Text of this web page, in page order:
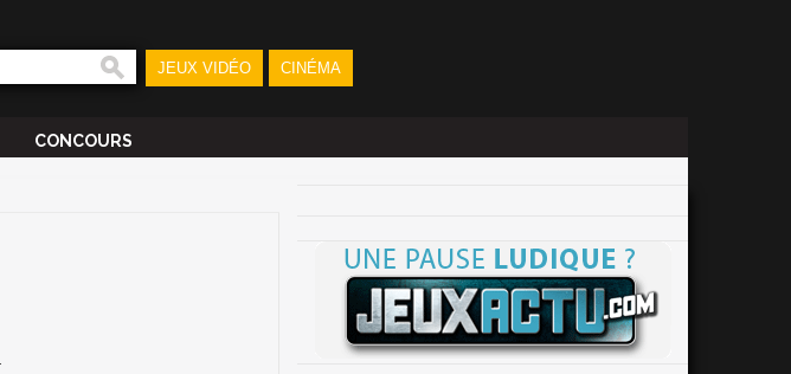
JEUX VIDÉO CINÉMA
CONCOURS